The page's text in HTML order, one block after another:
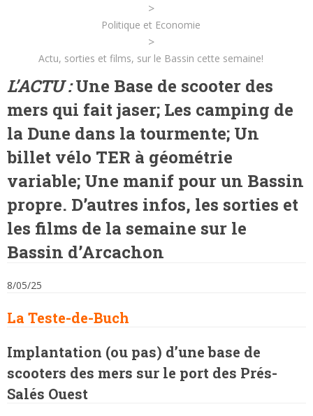
>
Politique et Economie
>
Actu, sorties et films, sur le Bassin cette semaine!
L’ACTU :Une Base de scooter des
mers qui fait jaser; Les camping de
la Dune dans la tourmente; Un
billet vélo TER à géométrie
variable; Une manif pour un Bassin
propre. D’autres infos, les sorties et
les films de la semaine sur le
Bassin d’Arcachon
8/05/25
La Teste-de-Buch
Implantation (ou pas) d’une base de
scooters des mers sur le port des Prés-
Salés Ouest